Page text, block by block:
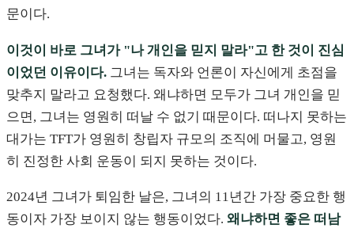
문이다.
이것이 바로 그녀가 "나 개인을 믿지 말라"고 한 것이 진심
이었던 이유이다. 그녀는 독자와 언론이 자신에게 초점을
맞추지 말라고 요청했다. 왜냐하면 모두가 그녀 개인을 믿
으면, 그녀는 영원히 떠날 수 없기 때문이다. 떠나지 못하는
대가는 TFT가 영원히 창립자 규모의 조직에 머물고, 영원
히 진정한 사회 운동이 되지 못하는 것이다.
2024년 그녀가 퇴임한 날은, 그녀의 11년간 가장 중요한 행
동이자 가장 보이지 않는 행동이었다. 왜냐하면 좋은 떠남